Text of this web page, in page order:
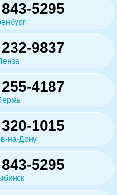
5295
9837
4187
1015
на-Дону
5295